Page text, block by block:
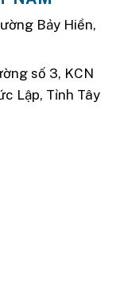
Bảy Hiền,
số 3, KCN
Lập, Tỉnh Tây